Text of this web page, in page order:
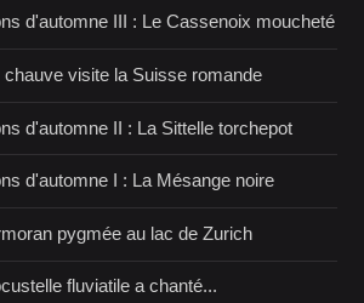
d'automne III : Le Cassenoix moucheté
chauve visite la Suisse romande
d'automne II : La Sittelle torchepot
d'automne I : La Mésange noire
pygmée au lac de Zurich
fluviatile a chanté...